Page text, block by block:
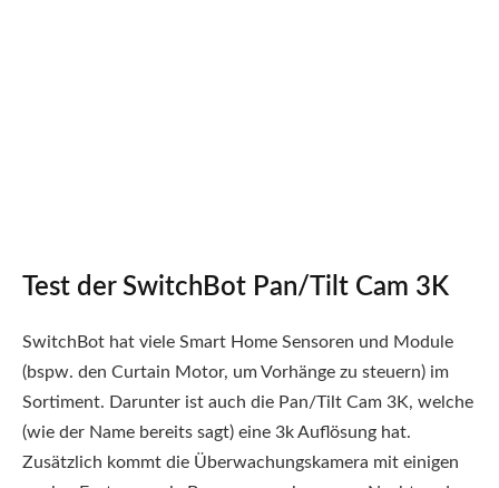
Test der SwitchBot Pan/Tilt Cam 3K
SwitchBot hat viele Smart Home Sensoren und Module
(bspw. den Curtain Motor, um Vorhänge zu steuern) im
Sortiment. Darunter ist auch die Pan/Tilt Cam 3K, welche
(wie der Name bereits sagt) eine 3k Auflösung hat.
Zusätzlich kommt die Überwachungskamera mit einigen